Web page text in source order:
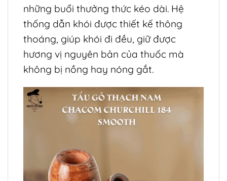
những buổi thưởng thức kéo dài. Hệ
thống dẫn khói được thiết kế thông
thoáng, giúp khói đi đều, giữ được
hương vị nguyên bản của thuốc mà
không bị nồng hay nóng gắt.